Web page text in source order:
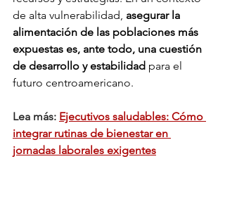
de alta vulnerabilidad, asegurar la
alimentación de las poblaciones más
expuestas es, ante todo, una cuestión
de desarrollo y estabilidad para el
futuro centroamericano.
Lea más: Ejecutivos saludables: Cómo
integrar rutinas de bienestar en
jornadas laborales exigentes